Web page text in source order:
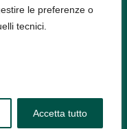
le preferenze o
tecnici.
Accetta tutto